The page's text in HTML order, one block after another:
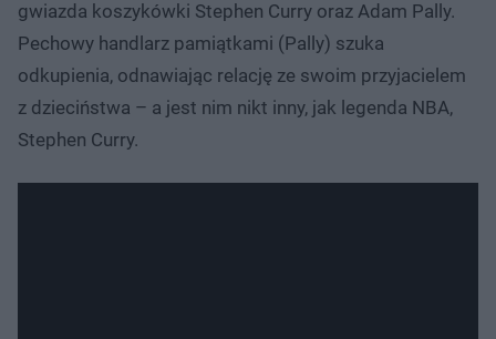
gwiazda koszykówki Stephen Curry oraz Adam Pally.
Pechowy handlarz pamiątkami (Pally) szuka
odkupienia, odnawiając relację ze swoim przyjacielem
z dzieciństwa – a jest nim nikt inny, jak legenda NBA,
Stephen Curry.